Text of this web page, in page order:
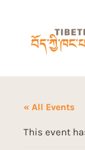
« All Events
This event